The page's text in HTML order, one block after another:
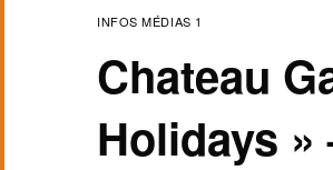
INFOS MÉDIAS 1
Chateau
Holidays